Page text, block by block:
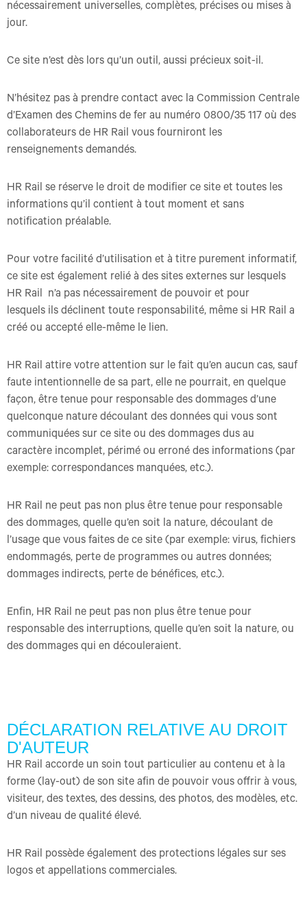
nécessairement universelles, complètes, précises ou mises à
jour.
Ce site n’est dès lors qu’un outil, aussi précieux soit-il.
N’hésitez pas à prendre contact avec la Commission Centrale
d’Examen des Chemins de fer au numéro 0800/35 117 où des
collaborateurs de HR Rail vous fourniront les
renseignements demandés.
HR Rail se réserve le droit de modifier ce site et toutes les
informations qu’il contient à tout moment et sans
notification préalable.
Pour votre facilité d’utilisation et à titre purement informatif,
ce site est également relié à des sites externes sur lesquels
HR Rail n’a pas nécessairement de pouvoir et pour
lesquels ils déclinent toute responsabilité, même si HR Rail a
créé ou accepté elle-même le lien.
HR Rail attire votre attention sur le fait qu’en aucun cas, sauf
faute intentionnelle de sa part, elle ne pourrait, en quelque
façon, être tenue pour responsable des dommages d’une
quelconque nature découlant des données qui vous sont
communiquées sur ce site ou des dommages dus au
caractère incomplet, périmé ou erroné des informations (par
exemple: correspondances manquées, etc.).
HR Rail ne peut pas non plus être tenue pour responsable
des dommages, quelle qu’en soit la nature, découlant de
l’usage que vous faites de ce site (par exemple: virus, fichiers
endommagés, perte de programmes ou autres données;
dommages indirects, perte de bénéfices, etc.).
Enfin, HR Rail ne peut pas non plus être tenue pour
responsable des interruptions, quelle qu’en soit la nature, ou
des dommages qui en découleraient.
DÉCLARATION RELATIVE AU DROIT
D'AUTEUR
HR Rail accorde un soin tout particulier au contenu et à la
forme (lay-out) de son site afin de pouvoir vous offrir à vous,
visiteur, des textes, des dessins, des photos, des modèles, etc.
d’un niveau de qualité élevé.
HR Rail possède également des protections légales sur ses
logos et appellations commerciales.